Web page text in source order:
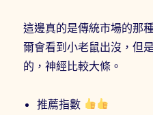
這邊真的是傳統市場的那
爾會看到小老鼠出沒，但
的，神經比較大條。
推薦指數